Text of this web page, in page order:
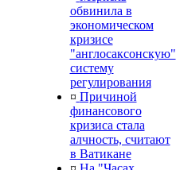
обвинила в
экономическом
кризисе
"англосаксонскую"
систему
регулирования
¤ Причиной
финансового
кризиса стала
алчность, считают
в Ватикане